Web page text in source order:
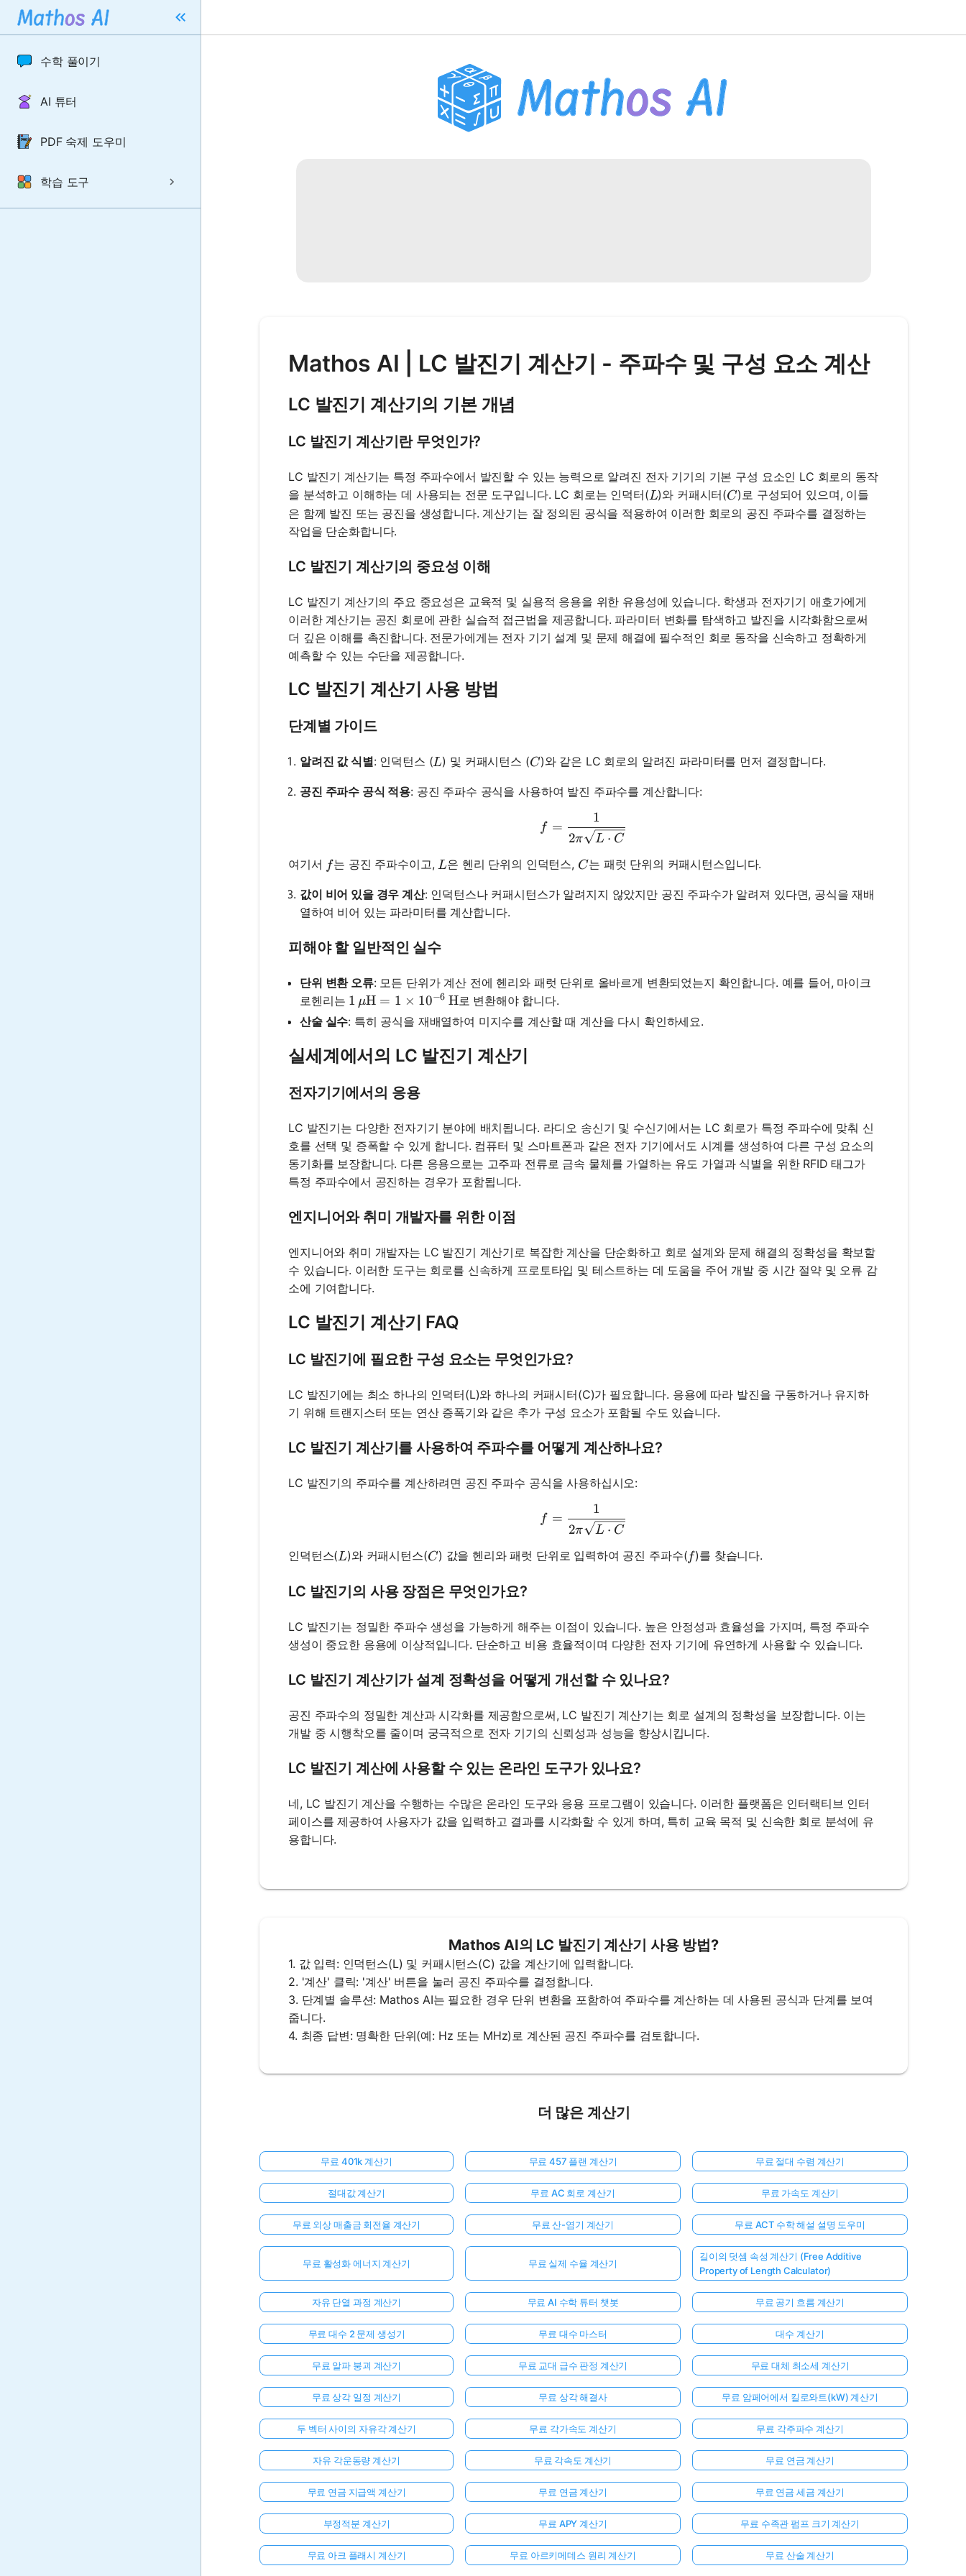
수학 풀이기
AI 튜터
PDF 숙제 도우미
학습 도구
Mathos AI | LC 발진기 계산기 - 주파수 및 구성 요소 계산
LC 발진기 계산기의 기본 개념
LC 발진기 계산기란 무엇인가?
LC 발진기 계산기는 특정 주파수에서 발진할 수 있는 능력으로 알려진 전자 기기의 기본 구성 요소인 LC 회로의 동작
을 분석하고 이해하는 데 사용되는 전문 도구입니다. LC 회로는 인덕터(L
L)와 커패시터(C
C)로 구성되어 있으며, 이들
은 함께 발진 또는 공진을 생성합니다. 계산기는 잘 정의된 공식을 적용하여 이러한 회로의 공진 주파수를 결정하는
작업을 단순화합니다.
LC 발진기 계산기의 중요성 이해
LC 발진기 계산기의 주요 중요성은 교육적 및 실용적 응용을 위한 유용성에 있습니다. 학생과 전자기기 애호가에게
이러한 계산기는 공진 회로에 관한 실습적 접근법을 제공합니다. 파라미터 변화를 탐색하고 발진을 시각화함으로써
더 깊은 이해를 촉진합니다. 전문가에게는 전자 기기 설계 및 문제 해결에 필수적인 회로 동작을 신속하고 정확하게
예측할 수 있는 수단을 제공합니다.
LC 발진기 계산기 사용 방법
단계별 가이드
알려진 값 식별: 인덕턴스 (L
L) 및 커패시턴스 (C
C)와 같은 LC 회로의 알려진 파라미터를 먼저 결정합니다.
공진 주파수 공식 적용: 공진 주파수 공식을 사용하여 발진 주파수를 계산합니다:
f = \frac{1}{2\pi\sqrt{L \cdot C}}
f =
2π L ⋅ C
1
여기서 ff는 공진 주파수이고, L
L은 헨리 단위의 인덕턴스, C
C는 패럿 단위의 커패시턴스입니다.
값이 비어 있을 경우 계산: 인덕턴스나 커패시턴스가 알려지지 않았지만 공진 주파수가 알려져 있다면, 공식을 재배
열하여 비어 있는 파라미터를 계산합니다.
피해야 할 일반적인 실수
단위 변환 오류: 모든 단위가 계산 전에 헨리와 패럿 단위로 올바르게 변환되었는지 확인합니다. 예를 들어, 마이크
로헨리는 1 \, \mu\text{H} = 1 \times 10^{-6} \, \text{H}
1 μH = 1 × 10−6 H로 변환해야 합니다.
산술 실수: 특히 공식을 재배열하여 미지수를 계산할 때 계산을 다시 확인하세요.
실세계에서의 LC 발진기 계산기
전자기기에서의 응용
LC 발진기는 다양한 전자기기 분야에 배치됩니다. 라디오 송신기 및 수신기에서는 LC 회로가 특정 주파수에 맞춰 신
호를 선택 및 증폭할 수 있게 합니다. 컴퓨터 및 스마트폰과 같은 전자 기기에서도 시계를 생성하여 다른 구성 요소의
동기화를 보장합니다. 다른 응용으로는 고주파 전류로 금속 물체를 가열하는 유도 가열과 식별을 위한 RFID 태그가
특정 주파수에서 공진하는 경우가 포함됩니다.
엔지니어와 취미 개발자를 위한 이점
엔지니어와 취미 개발자는 LC 발진기 계산기로 복잡한 계산을 단순화하고 회로 설계와 문제 해결의 정확성을 확보할
수 있습니다. 이러한 도구는 회로를 신속하게 프로토타입 및 테스트하는 데 도움을 주어 개발 중 시간 절약 및 오류 감
소에 기여합니다.
LC 발진기 계산기 FAQ
LC 발진기에 필요한 구성 요소는 무엇인가요?
LC 발진기에는 최소 하나의 인덕터(L)와 하나의 커패시터(C)가 필요합니다. 응용에 따라 발진을 구동하거나 유지하
기 위해 트랜지스터 또는 연산 증폭기와 같은 추가 구성 요소가 포함될 수도 있습니다.
LC 발진기 계산기를 사용하여 주파수를 어떻게 계산하나요?
LC 발진기의 주파수를 계산하려면 공진 주파수 공식을 사용하십시오:
f = \frac{1}{2\pi\sqrt{L \cdot C}}
f =
2π L ⋅ C
1
인덕턴스(L
L)와 커패시턴스(C
C) 값을 헨리와 패럿 단위로 입력하여 공진 주파수(ff)를 찾습니다.
LC 발진기의 사용 장점은 무엇인가요?
LC 발진기는 정밀한 주파수 생성을 가능하게 해주는 이점이 있습니다. 높은 안정성과 효율성을 가지며, 특정 주파수
생성이 중요한 응용에 이상적입니다. 단순하고 비용 효율적이며 다양한 전자 기기에 유연하게 사용할 수 있습니다.
LC 발진기 계산기가 설계 정확성을 어떻게 개선할 수 있나요?
공진 주파수의 정밀한 계산과 시각화를 제공함으로써, LC 발진기 계산기는 회로 설계의 정확성을 보장합니다. 이는
개발 중 시행착오를 줄이며 궁극적으로 전자 기기의 신뢰성과 성능을 향상시킵니다.
LC 발진기 계산에 사용할 수 있는 온라인 도구가 있나요?
네, LC 발진기 계산을 수행하는 수많은 온라인 도구와 응용 프로그램이 있습니다. 이러한 플랫폼은 인터랙티브 인터
페이스를 제공하여 사용자가 값을 입력하고 결과를 시각화할 수 있게 하며, 특히 교육 목적 및 신속한 회로 분석에 유
용합니다.
Mathos AI의 LC 발진기 계산기 사용 방법?
1. 값 입력: 인덕턴스(L) 및 커패시턴스(C) 값을 계산기에 입력합니다.
2. '계산' 클릭: '계산' 버튼을 눌러 공진 주파수를 결정합니다.
3. 단계별 솔루션: Mathos AI는 필요한 경우 단위 변환을 포함하여 주파수를 계산하는 데 사용된 공식과 단계를 보여
줍니다.
4. 최종 답변: 명확한 단위(예: Hz 또는 MHz)로 계산된 공진 주파수를 검토합니다.
더 많은 계산기
무료 401k 계산기 무료 457 플랜 계산기 무료 절대 수렴 계산기
절대값 계산기 무료 AC 회로 계산기 무료 가속도 계산기
무료 외상 매출금 회전율 계산기 무료 산-염기 계산기 무료 ACT 수학 해설 설명 도우미
무료 활성화 에너지 계산기 무료 실제 수율 계산기
길이의 덧셈 속성 계산기 (Free Additive
Property of Length Calculator)
자유 단열 과정 계산기 무료 AI 수학 튜터 챗봇 무료 공기 흐름 계산기
무료 대수 2 문제 생성기 무료 대수 마스터 대수 계산기
무료 알파 붕괴 계산기 무료 교대 급수 판정 계산기 무료 대체 최소세 계산기
무료 상각 일정 계산기 무료 상각 해결사 무료 암페어에서 킬로와트(kW) 계산기
두 벡터 사이의 자유각 계산기 무료 각가속도 계산기 무료 각주파수 계산기
자유 각운동량 계산기 무료 각속도 계산기 무료 연금 계산기
무료 연금 지급액 계산기 무료 연금 계산기 무료 연금 세금 계산기
부정적분 계산기 무료 APY 계산기 무료 수족관 펌프 크기 계산기
무료 아크 플래시 계산기 무료 아르키메데스 원리 계산기 무료 산술 계산기